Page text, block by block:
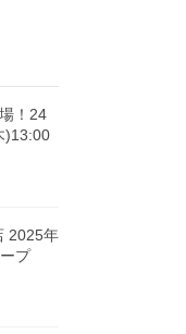
！24
)13:00
2025年
プ